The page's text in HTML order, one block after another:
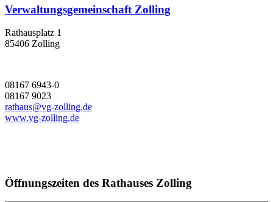
Verwaltungsgemeinschaft Zolling
Rathausplatz 1
85406 Zolling
08167 6943-0
08167 9023
rathaus@vg-zolling.de
www.vg-zolling.de
Öffnungszeiten des Rathauses Zolling